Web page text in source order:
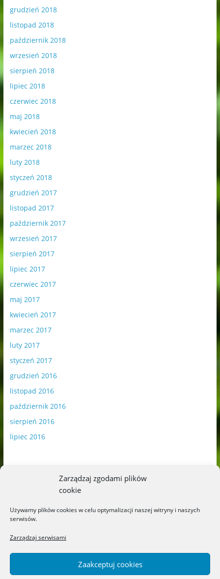
Zarządzaj zgodami plików
cookie
Używamy plików cookies w celu optymalizacji naszej witryny i naszych
serwisów.
Zarządzaj serwisami
Zaakceptuj cookies
grudzień 2018
listopad 2018
październik 2018
wrzesień 2018
sierpień 2018
lipiec 2018
czerwiec 2018
maj 2018
kwiecień 2018
marzec 2018
luty 2018
styczeń 2018
grudzień 2017
listopad 2017
październik 2017
wrzesień 2017
sierpień 2017
lipiec 2017
czerwiec 2017
maj 2017
kwiecień 2017
marzec 2017
luty 2017
styczeń 2017
grudzień 2016
listopad 2016
październik 2016
sierpień 2016
lipiec 2016